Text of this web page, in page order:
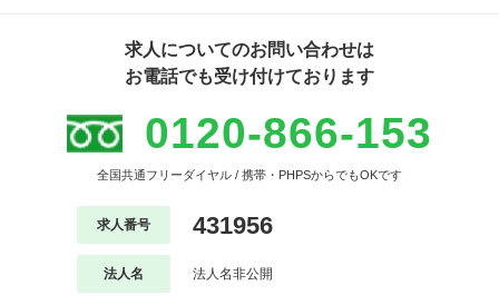
求人についてのお問い合わせは
お電話でも受け付けております
0120-866-153
全国共通フリーダイヤル / 携帯・PHPSからでもOKです
求人番号 431956
法人名 法人名非公開